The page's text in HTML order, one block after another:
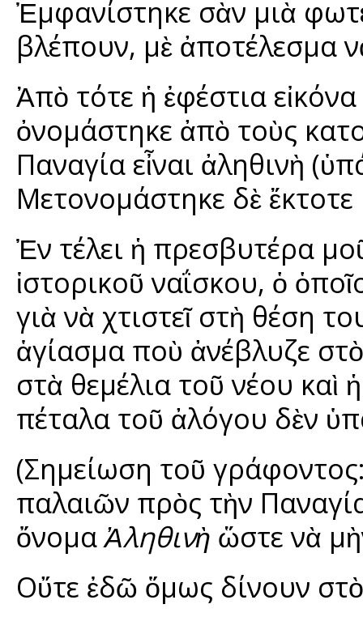
Ἐμφανίστηκε σὰν μιὰ
βλέπουν, μὲ ἀποτέλεσμα
Ἀπὸ τότε ἡ ἐφέστια
ὀνομάστηκε ἀπὸ τοὺς
Παναγία εἶναι ἀληθινὴ
Μετονομάστηκε δὲ
Ἐν τέλει ἡ πρεσβυτέρα
ἱστορικοῦ ναΐσκου, ὁ
γιὰ νὰ χτιστεῖ στὴ θέση
ἁγίασμα ποὺ ἀνέβλυζε
στὰ θεμέλια τοῦ νέου καὶ
πέταλα τοῦ ἀλόγου δὲν
(Σημείωση τοῦ
παλαιῶν πρὸς τὴν
ὄνομαἈληθινὴ ὥστε νὰ
Οὔτε ἐδῶ ὅμως δίνουν